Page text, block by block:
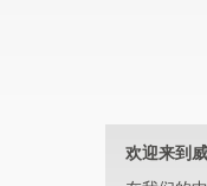
欢迎来到